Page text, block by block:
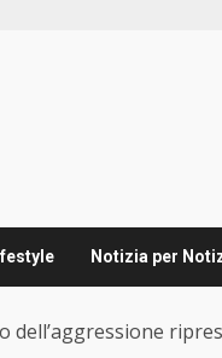
Notizia per
dell’aggressione